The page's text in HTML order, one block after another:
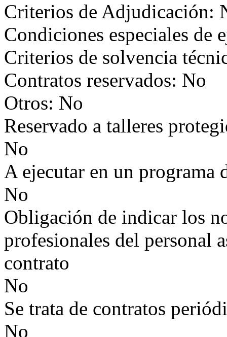
Criterios de Adjudicación:
Condiciones especiales de
Criterios de solvencia
Contratos reservados: No
Otros: No
Reservado a talleres
No
A ejecutar en un programa
No
Obligación de indicar los
profesionales del personal
contrato
No
Se trata de contratos
No